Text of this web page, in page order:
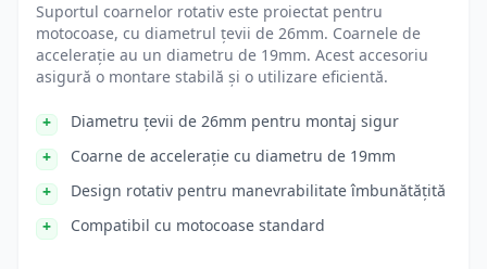
Suportul coarnelor rotativ este proiectat pentru
motocoase, cu diametrul țevii de 26mm. Coarnele de
accelerație au un diametru de 19mm. Acest accesoriu
asigură o montare stabilă și o utilizare eficientă.
Diametru țevii de 26mm pentru montaj sigur
Coarne de accelerație cu diametru de 19mm
Design rotativ pentru manevrabilitate îmbunătățită
Compatibil cu motocoase standard